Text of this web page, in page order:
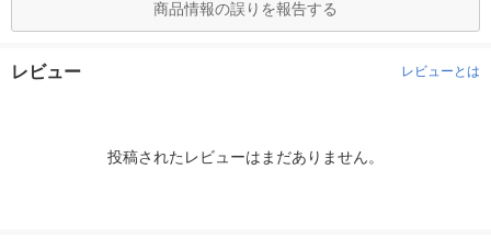
商品情報の誤りを報告する
レビュー レビューとは
投稿されたレビューはまだありません。